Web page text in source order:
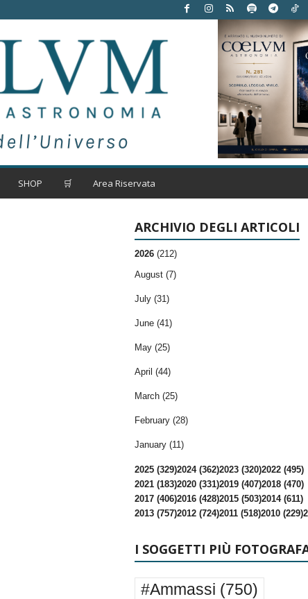
SHOP 🛒 Area Riservata
ARCHIVIO DEGLI ARTICOLI
2026 (212)
August (7)
July (31)
June (41)
May (25)
April (44)
March (25)
February (28)
January (11)
2025 (329)2024 (362)2023 (320)2022 (495)
2021 (183)2020 (331)2019 (407)2018 (470)
2017 (406)2016 (428)2015 (503)2014 (611)
2013 (757)2012 (724)2011 (518)2010 (229)
I SOGGETTI PIÙ
#Ammassi (750)